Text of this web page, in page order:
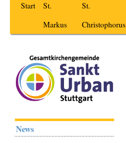
Start
St.
Markus
St.
Christophorus
News